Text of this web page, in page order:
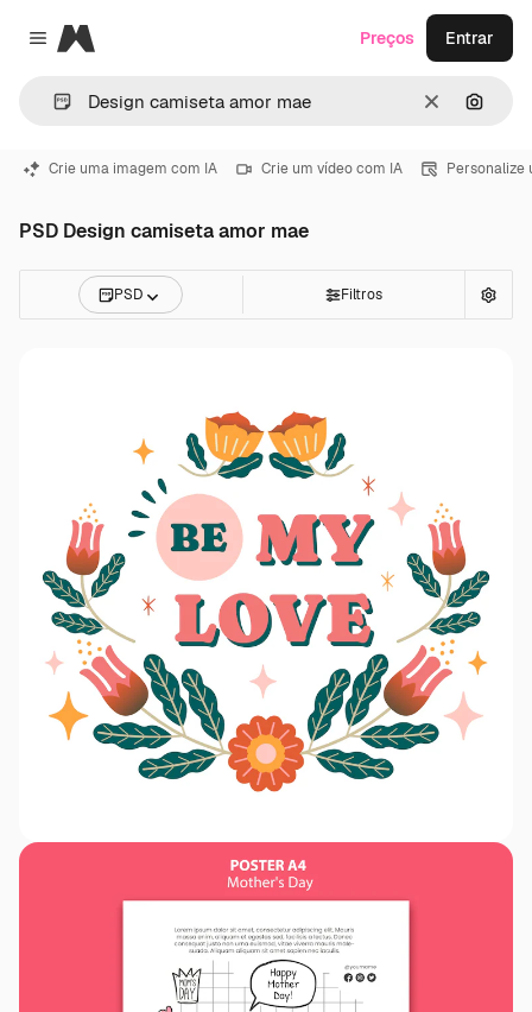
Close menu
Magnific
Limpar
Preços Entrar
Crie uma imagem com IA Crie um vídeo com IA Personalize
PSD Design camiseta amor mae
PSD Filtros